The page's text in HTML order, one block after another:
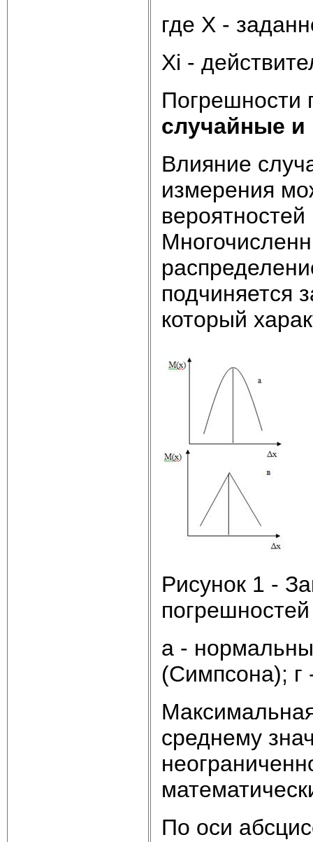
где Х -
Хi -
Погрешности
случайные и
Влияние
измерения
подчиняется
который
Рисунок 1 -
погрешностей
а -
(Симпсона); г
среднему
По оси